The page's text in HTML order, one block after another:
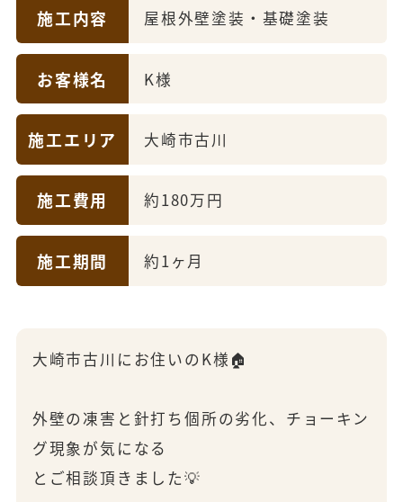
施工内容 屋根外壁塗装・基礎塗装
お客様名 K様
施工エリア 大崎市古川
施工費用 約180万円
施工期間 約1ヶ月
大崎市古川にお住いのK様🏠
外壁の凍害と針打ち個所の劣化、チョーキン
グ現象が気になる
とご相談頂きました💡